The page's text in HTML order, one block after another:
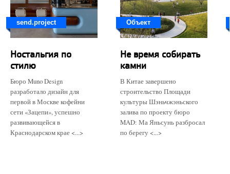
send.project
Ностальгия по
стилю
Бюро Muno Design
разработало дизайн для
первой в Москве кофейни
сети «Зацепи», успешно
развивающейся в
Краснодарском крае <...>
Объект
Не время собирать
камни
В Китае завершено
строительство Площади
культуры Шэньчжэньского
залива по проекту бюро
MAD: Ма Яньсунь разбросал
по берегу <...>